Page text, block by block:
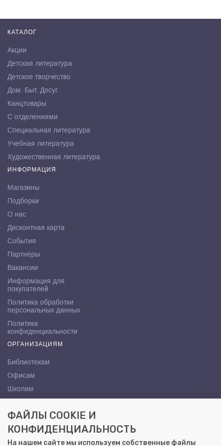
КАТАЛОГ
Акции
Детская литература
Детское творчество
Дом. Быт. Досуг.
Канцтовары
С отделениями
Специальная литература
Учебная литература
Художественная литература
ИНФОРМАЦИЯ
Магазины
Подборки
О нас
Дисконтная карта
События
Партнёры
Вакансии
Информация для
покупателей
Политика обработки
персональных данных
Политика
конфиденциальности
ОРГАНИЗАЦИЯМ
Библиотекам
Офисам
Школам
КОНТАКТЫ
Саратов, ул. Осипова, 10А
ФАЙЛЫ COOKIE И
КОНФИДЕНЦИАЛЬНОСТЬ
На нашем сайте мы используем собственные файлы